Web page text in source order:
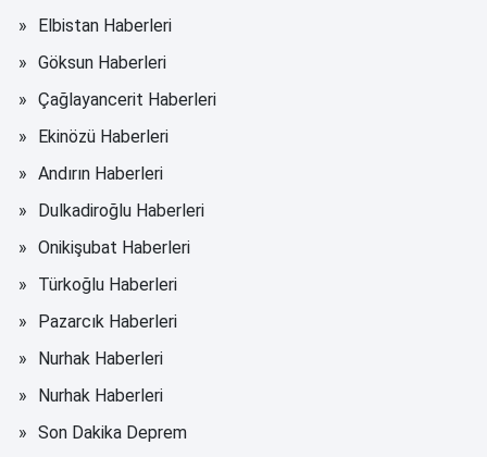
Elbistan Haberleri
Göksun Haberleri
Çağlayancerit Haberleri
Ekinözü Haberleri
Andırın Haberleri
Dulkadiroğlu Haberleri
Onikişubat Haberleri
Türkoğlu Haberleri
Pazarcık Haberleri
Nurhak Haberleri
Nurhak Haberleri
Son Dakika Deprem